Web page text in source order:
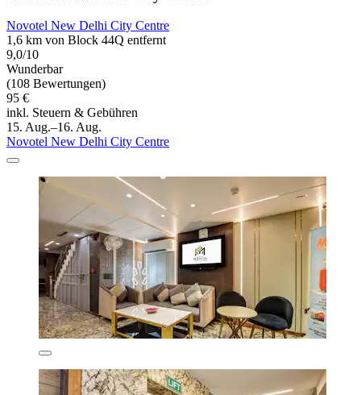
Novotel New Delhi City Centre
1,6 km von Block 44Q entfernt
9,0/10
Wunderbar
(108 Bewertungen)
95 €
inkl. Steuern & Gebühren
15. Aug.–16. Aug.
Novotel New Delhi City Centre